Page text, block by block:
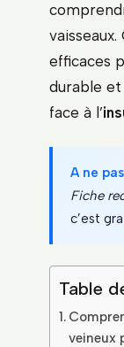
efficaces
durable
face à l’
A ne
Fiche
c’est
Table
veineux